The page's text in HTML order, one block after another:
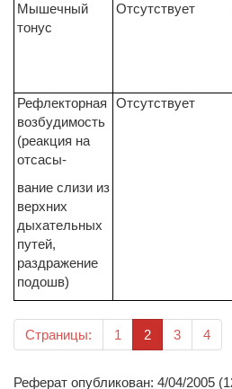
Мышечный
тонус
Отсутствует
Рефлекторная
возбудимость
(реакция на
отсасы-
вание слизи из
верхних
дыхательных
путей,
раздраже­ние
подошв)
Отсутствует
Страницы: 1 2(текущая)
3 4
Реферат опубликован: 4/04/2005